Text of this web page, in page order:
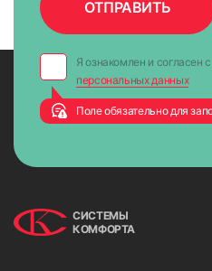
Я ознакомлен и согласен с
персональных данных
Поле обязательно для
СИСТЕМЫ
КОМФОРТА